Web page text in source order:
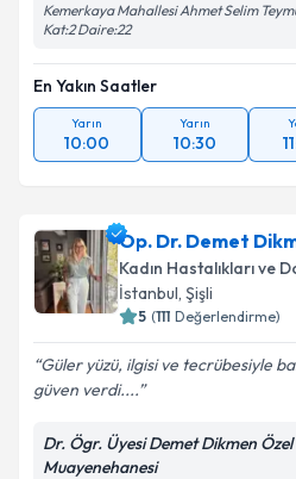
Kemerkaya Mahallesi Ahmet Selim
Kat:2 Daire:22
En Yakın Saatler
Yarın
10:00
Yarın
10:30
Op. Dr. Demet
Kadın Hastalıkları ve
İstanbul, Şişli
5 (111 Değerlendirme)
Güler yüzü, ilgisi ve tecrübesiyle
güven verdi....
Dr. Ögr. Üyesi Demet Dikmen Özel
Muayenehanesi